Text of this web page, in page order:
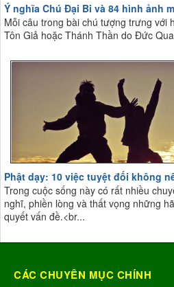
Ý nghĩa Chú Đại Bi và 84 hình ảnh
Mỗi câu trong bài chú tượng trưng với
Tôn Giả hoặc Thánh Thần do Đức
Phật dạy: 10 việc tuyệt đối không
Trong cuộc sống này có rất nhiều
nghĩ, phiền lòng và thất vọng những
quyết vấn đề.<br...
CÁC CHUYÊN MỤC CHÍNH